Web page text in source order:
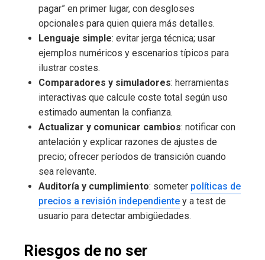
pagar” en primer lugar, con desgloses
opcionales para quien quiera más detalles.
Lenguaje simple: evitar jerga técnica; usar
ejemplos numéricos y escenarios típicos para
ilustrar costes.
Comparadores y simuladores: herramientas
interactivas que calcule coste total según uso
estimado aumentan la confianza.
Actualizar y comunicar cambios: notificar con
antelación y explicar razones de ajustes de
precio; ofrecer períodos de transición cuando
sea relevante.
Auditoría y cumplimiento: someter políticas de
precios a revisión independiente y a test de
usuario para detectar ambigüedades.
Riesgos de no ser